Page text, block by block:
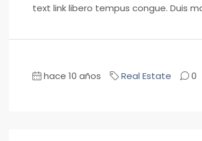
text link libero tempus congue. Duis
hace 10 años Real Estate 0